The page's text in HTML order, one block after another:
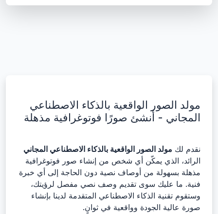
مولد الصور الواقعية بالذكاء الاصطناعي
المجاني - أنشئ صورًا فوتوغرافية مذهلة
نقدم لك مولد الصور الواقعية بالذكاء الاصطناعي المجاني
الرائد، الذي يمكّن أي شخص من إنشاء صور فوتوغرافية
مذهلة بسهولة من أوصاف نصية دون الحاجة إلى أي خبرة
فنية. ما عليك سوى تقديم وصف نصي مفصل لرؤيتك،
وستقوم تقنية الذكاء الاصطناعي المتقدمة لدينا بإنشاء
صورة عالية الجودة وواقعية في ثوانٍ.